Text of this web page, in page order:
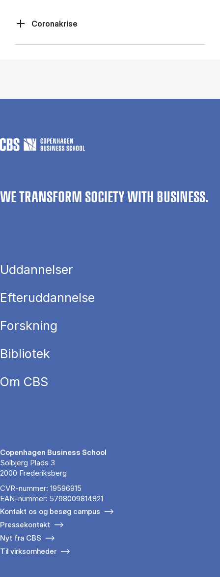
Coronakrise
WE TRANSFORM SOCIETY WITH BUSINESS.
Uddannelser
Efteruddannelse
Forskning
Bibliotek
Om CBS
Copenhagen Business School
Solbjerg Plads 3
2000 Frederiksberg
CVR-nummer: 19596915
EAN-nummer: 5798009814821
Kontakt os og besøg campus
Pressekontakt
Nyt fra CBS
Til virksomheder